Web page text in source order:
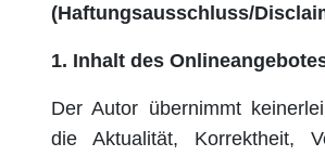
(Haftungsausschluss/
1. Inhalt des
Der Autor übernimmt
die Aktualität, Korrektheit,